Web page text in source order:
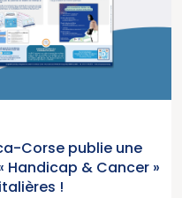
Corse publie une
Handicap & Cancer »
!